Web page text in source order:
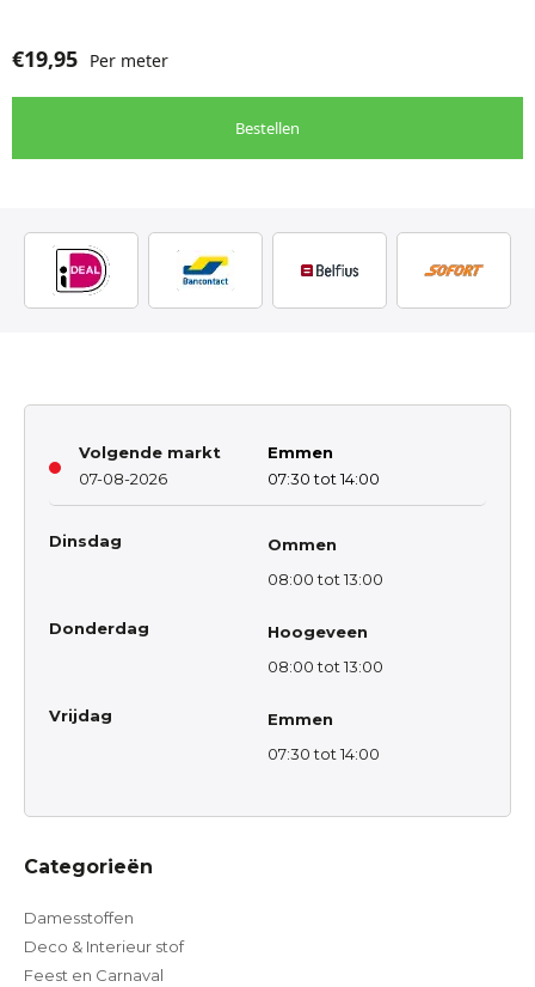
€19,95 Per meter
Bestellen
Volgende markt
07-08-2026
Emmen
07:30 tot 14:00
Dinsdag
Ommen
08:00 tot 13:00
Donderdag
Hoogeveen
08:00 tot 13:00
Vrijdag
Emmen
07:30 tot 14:00
Categorieën
Damesstoffen
Deco & Interieur stof
Feest en Carnaval